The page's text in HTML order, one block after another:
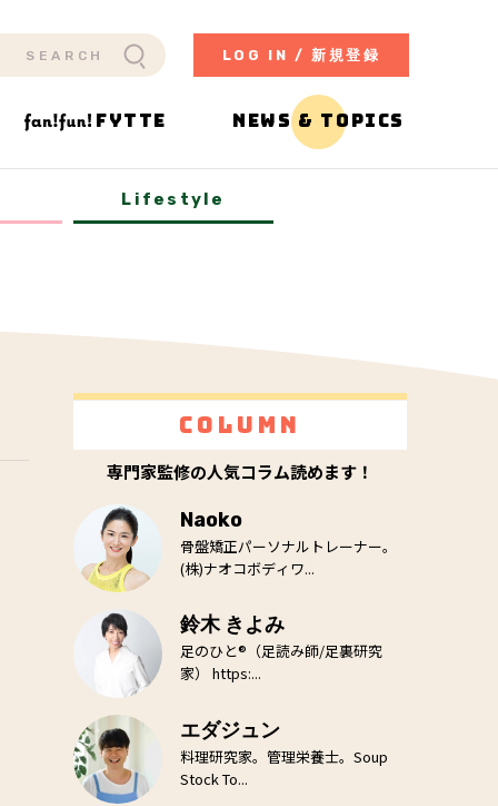
LOG IN / 新規登録
FYTTE NEWS & TOPICS
Lifestyle
Column
専門家監修の人気コラム読めます！
Naoko
骨盤矯正パーソナルトレーナー。
(株)ナオコボディワ...
鈴木 きよみ
足のひと®（足読み師/足裏研究
家） https:...
エダジュン
料理研究家。管理栄養士。Soup
Stock To...